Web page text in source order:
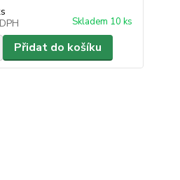
Skladem 10 ks
Přidat do košíku